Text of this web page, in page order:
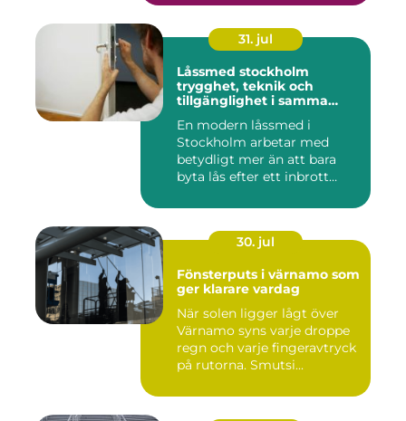
31. jul
Låssmed stockholm
trygghet, teknik och
tillgänglighet i samma
En modern låssmed i
Stockholm arbetar med
betydligt mer än att bara
byta lås efter ett inbrott
30. jul
Fönsterputs i värnamo som
ger klarare vardag
När solen ligger lågt över
Värnamo syns varje droppe
regn och varje fingeravtryck
på rutorna. Smutsi...